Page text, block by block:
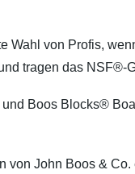
von Profis,
tragen das
Boos Blocks®
von John Boos &